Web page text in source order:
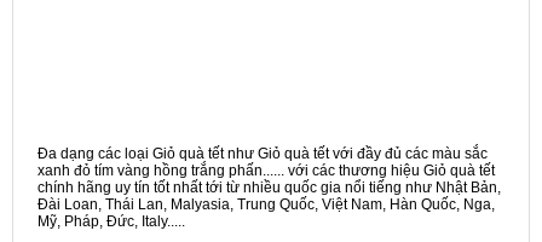
Đa dạng các loại Giỏ quà tết như Giỏ quà tết với đầy đủ các màu sắc
xanh đỏ tím vàng hồng trắng phấn...... với các thương hiệu Giỏ quà tết
chính hãng uy tín tốt nhất tới từ nhiều quốc gia nổi tiếng như Nhật Bản,
Đài Loan, Thái Lan, Malyasia, Trung Quốc, Việt Nam, Hàn Quốc, Nga,
Mỹ, Pháp, Đức, Italy.....